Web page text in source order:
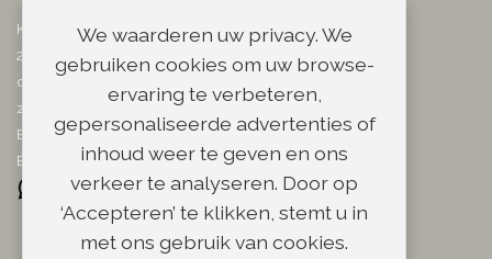
Ketelboetersteeg 29
2311 TN Leiden
dins. - vrij. 08.00 - 17.00 uur
zaterdag 08.00 - 13.00 uur
Email:info@scheerwinkel.nl
Bel: 071 - 5128188
We waarderen uw privacy. We
gebruiken cookies om uw browse-
ervaring te verbeteren,
gepersonaliseerde advertenties of
inhoud weer te geven en ons
verkeer te analyseren. Door op
‘Accepteren’ te klikken, stemt u in
met ons gebruik van cookies.